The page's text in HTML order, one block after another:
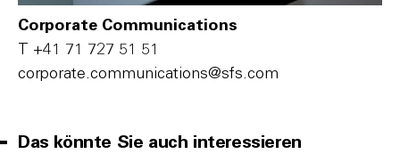
Corporate Communications
+41 71 727 51 51
c‌o‌r‌p‌o‌r‌a‌t‌e‌.c‌o‌m‌m‌u‌n‌i‌c‌a‌t‌i‌o‌n‌s‌@s‌f‌s‌.c‌o‌m‌
Das könnte Sie auch interessieren